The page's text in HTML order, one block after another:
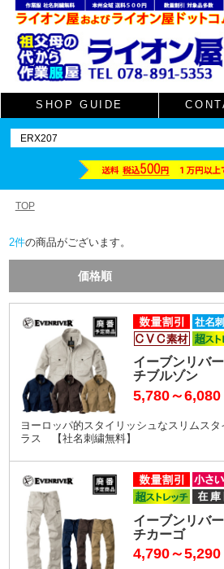
SHOP GUIDE
TOP
2件の商品がございます。
価格順
イーブンリバ
チブルゾン
5,780～6,080
ヨーロッパ的スタイリッシュなスリムス
ラス 【社名刺繍無料】
イーブンリバ
チカーゴ
4,790～5,290